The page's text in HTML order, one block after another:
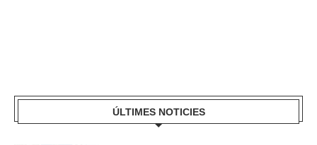
ÚLTIMES NOTICIES